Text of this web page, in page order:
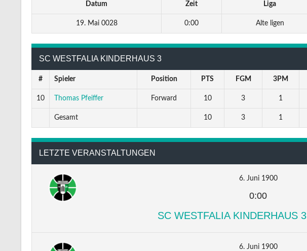
Datum Zeit Liga
19. Mai 0028 0:00 Alte ligen
SC WESTFALIA KINDERHAUS 3
# Spieler Position PTS FGM 3PM
10 Thomas Pfeiffer Forward 10 3 1
Gesamt 10 3 1
LETZTE VERANSTALTUNGEN
6. Juni 1900
0:00
SC WESTFALIA KINDERHAUS 3
6. Juni 1900